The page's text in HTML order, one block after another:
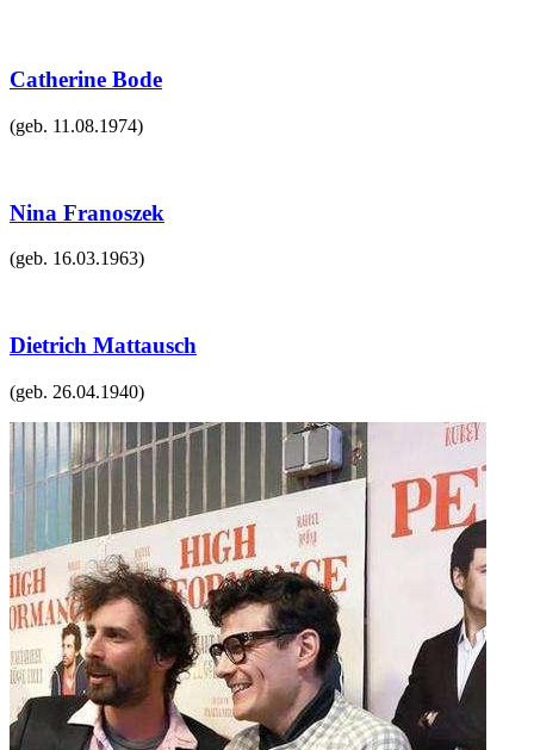
Catherine Bode
(geb. 11.08.1974)
Nina Franoszek
(geb. 16.03.1963)
Dietrich Mattausch
(geb. 26.04.1940)